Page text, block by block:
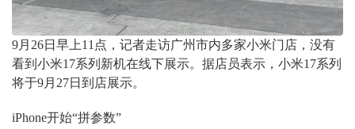
9月26日早上11点，记者走访广州市内多家小米门店，没有
看到小米17系列新机在线下展示。据店员表示，小米17系列
将于9月27日到店展示。
iPhone开始“拼参数”